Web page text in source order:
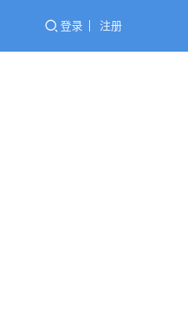
登录 注册